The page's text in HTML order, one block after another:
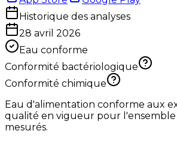
Historique des analyses
28 avril 2026
Eau conforme
Conformité bactériologique
Conformité chimique
Eau d'alimentation conforme aux
qualité en vigueur pour l'ensemble
mesurés.